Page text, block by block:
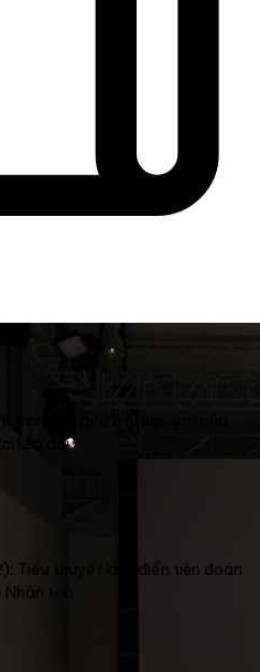
trọng về pin: Trải nghiệm của
kéo dài
Tiểu thuyết kinh điển tiên đoán
tạo